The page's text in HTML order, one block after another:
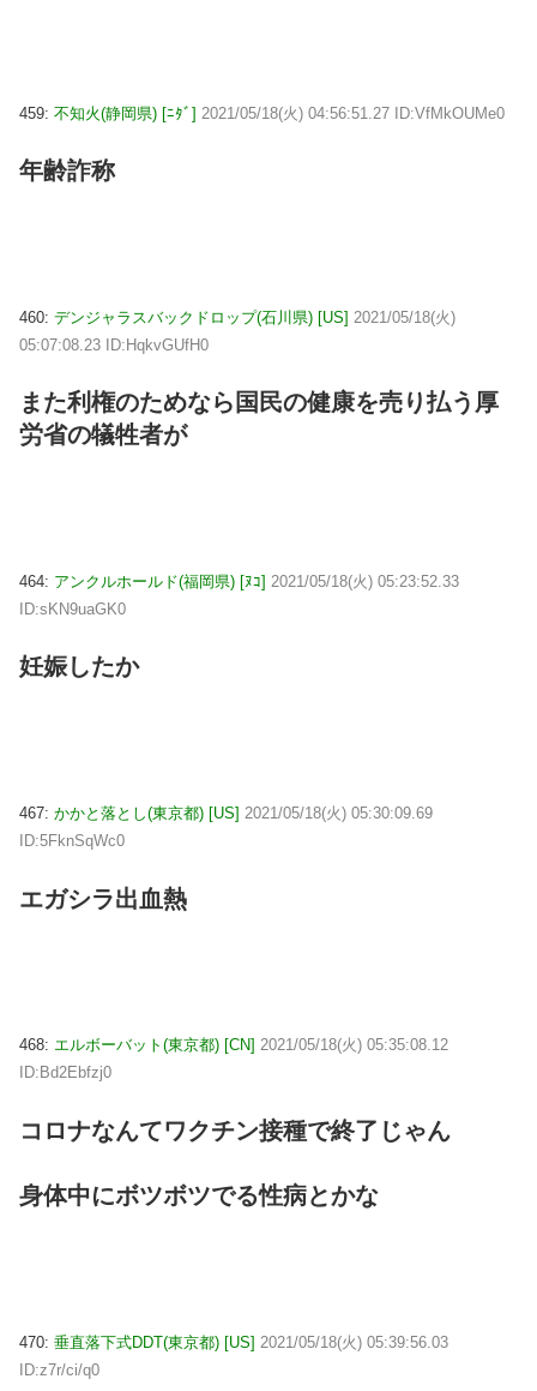
459: 不知火(静岡県) [ﾆﾀﾞ] 2021/05/18(火) 04:56:51.27 ID:VfMkOUMe0
年齢詐称
460: デンジャラスバックドロップ(石川県) [US] 2021/05/18(火)
05:07:08.23 ID:HqkvGUfH0
また利権のためなら国民の健康を売り払う厚
労省の犠牲者が
464: アンクルホールド(福岡県) [ﾇｺ] 2021/05/18(火) 05:23:52.33
ID:sKN9uaGK0
妊娠したか
467: かかと落とし(東京都) [US] 2021/05/18(火) 05:30:09.69
ID:5FknSqWc0
エガシラ出血熱
468: エルボーバット(東京都) [CN] 2021/05/18(火) 05:35:08.12
ID:Bd2Ebfzj0
コロナなんてワクチン接種で終了じゃん
身体中にボツボツでる性病とかな
470: 垂直落下式DDT(東京都) [US] 2021/05/18(火) 05:39:56.03
ID:z7r/ci/q0